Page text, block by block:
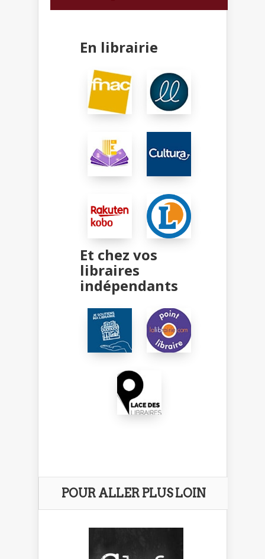
En librairie
Et chez vos
libraires
indépendants
POUR ALLER PLUS LOIN